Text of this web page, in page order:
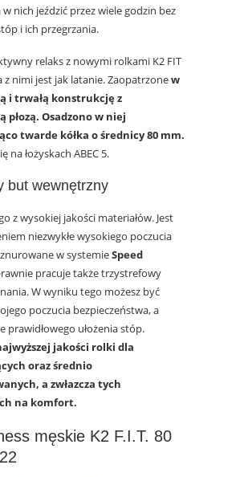
nich jeździć przez wiele godzin bez
i ich przegrzania.
relaks z nowymi rolkami K2 FIT
z nimi jest jak latanie. Zaopatrzonew
i trwałą konstrukcję z
płozą. Osadzono w niej
twarde kółka o średnicy 80 mm.
na łożyskach ABEC 5.
but wewnętrzny
z wysokiej jakości materiałów. Jest
niezwykłe wysokiego poczucia
w systemieSpeed
pracuje także trzystrefowy
W wyniku tego możesz być
poczucia bezpieczeństwa, a
prawidłowego ułożenia stóp.
jakości rolki dla
oraz średnio
a zwłazcza tych
na komfort.
męskie K2 F.I.T. 80